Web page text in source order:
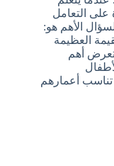
على التعامل
الأهم هو:
العظيمة
أهم
تناسب أعمارهم